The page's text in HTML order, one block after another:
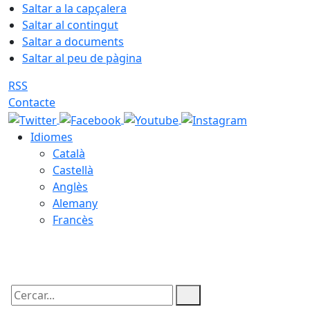
Saltar a la capçalera
Saltar al contingut
Saltar a documents
Saltar al peu de pàgina
RSS
Contacte
Idiomes
Català
Castellà
Anglès
Alemany
Francès
Cercar: